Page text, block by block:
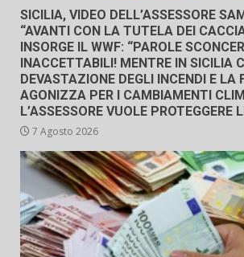
SICILIA, VIDEO DELL’ASSESSORE
“AVANTI CON LA TUTELA DEI
INSORGE IL WWF: “PAROLE
INACCETTABILI! MENTRE IN SICILIA
DEVASTAZIONE DEGLI INCENDI E LA
AGONIZZA PER I CAMBIAMENTI
L’ASSESSORE VUOLE PROTEGGERE
7 Agosto 2026